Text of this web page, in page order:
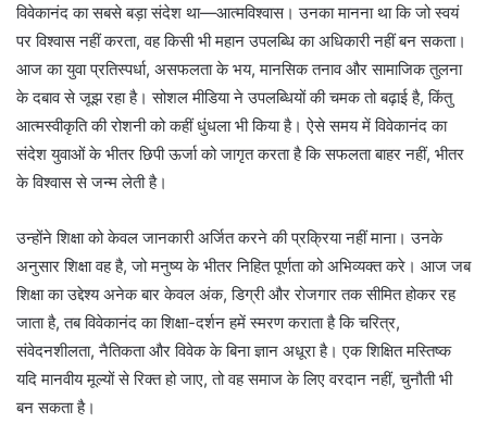
विवेकानंद का सबसे बड़ा संदेश था—आत्मविश्वास। उनका मानना था कि जो स्वयं
पर विश्वास नहीं करता, वह किसी भी महान उपलब्धि का अधिकारी नहीं बन सकता।
आज का युवा प्रतिस्पर्धा, असफलता के भय, मानसिक तनाव और सामाजिक तुलना
के दबाव से जूझ रहा है। सोशल मीडिया ने उपलब्धियों की चमक तो बढ़ाई है, किंतु
आत्मस्वीकृति की रोशनी को कहीं धुंधला भी किया है। ऐसे समय में विवेकानंद का
संदेश युवाओं के भीतर छिपी ऊर्जा को जागृत करता है कि सफलता बाहर नहीं, भीतर
के विश्वास से जन्म लेती है।
उन्होंने शिक्षा को केवल जानकारी अर्जित करने की प्रक्रिया नहीं माना। उनके
अनुसार शिक्षा वह है, जो मनुष्य के भीतर निहित पूर्णता को अभिव्यक्त करे। आज जब
शिक्षा का उद्देश्य अनेक बार केवल अंक, डिग्री और रोजगार तक सीमित होकर रह
जाता है, तब विवेकानंद का शिक्षा-दर्शन हमें स्मरण कराता है कि चरित्र,
संवेदनशीलता, नैतिकता और विवेक के बिना ज्ञान अधूरा है। एक शिक्षित मस्तिष्क
यदि मानवीय मूल्यों से रिक्त हो जाए, तो वह समाज के लिए वरदान नहीं, चुनौती भी
बन सकता है।